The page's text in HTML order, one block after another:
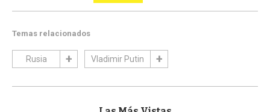
Temas relacionados
Rusia Vladimir Putin